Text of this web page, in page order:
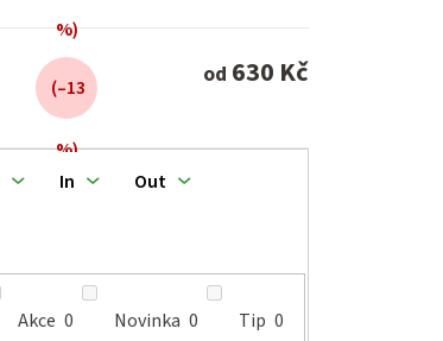
%)
(–13
%)
od 630 Kč
Akce 0 Novinka 0 Tip 0
In Out